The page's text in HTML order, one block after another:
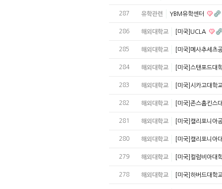
287 유학관련 YBM유학센터
286 해외대학교 [미국]UCLA
285 해외대학교 [미국]메사추세츠
284 해외대학교 [미국]스탠포드대
283 해외대학교 [미국]시카고대학
282 해외대학교 [미국]존스홉킨스
281 해외대학교 [미국]캘리포니아
280 해외대학교 [미국]캘리포니아
279 해외대학교 [미국]컬럼비아대
278 해외대학교 [미국]하버드대학